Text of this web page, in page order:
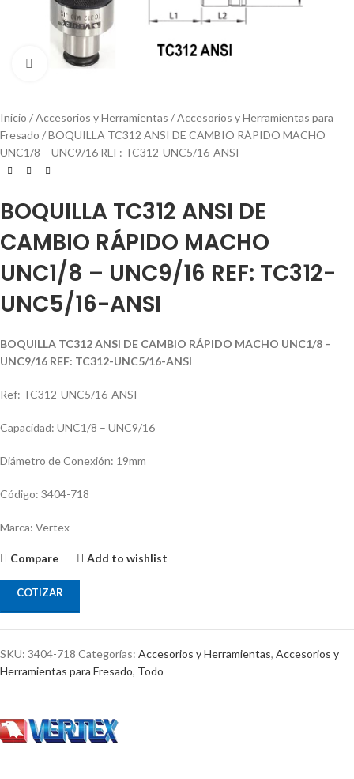
Click to enlarge
Inicio Accesorios y Herramientas
Accesorios y Herramientas para
Fresado
BOQUILLA TC312 ANSI DE CAMBIO RÁPIDO MACHO
UNC1/8 – UNC9/16 REF: TC312-UNC5/16-ANSI
BOQUILLA TC312 ANSI DE
CAMBIO RÁPIDO MACHO
UNC1/8 – UNC9/16 REF: TC312-
UNC5/16-ANSI
BOQUILLA TC312 ANSI DE CAMBIO RÁPIDO MACHO UNC1/8 –
UNC9/16 REF: TC312-UNC5/16-ANSI
Ref: TC312-UNC5/16-ANSI
Capacidad: UNC1/8 – UNC9/16
Diámetro de Conexión: 19mm
Código: 3404-718
Marca: Vertex
Compare Add to wishlist
COTIZAR
SKU: 3404-718 Categorías: Accesorios y Herramientas, Accesorios y
Herramientas para Fresado, Todo